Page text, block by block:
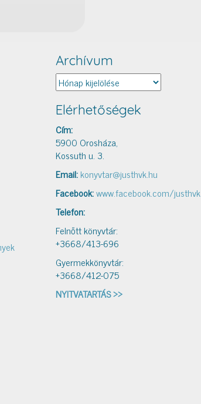
Archívum
Archívum
Elérhetőségek
Cím:
5900 Orosháza,
Kossuth u. 3.
Email:konyvtar@justhvk.hu
Facebook:www.facebook.com/justhvk
Telefon:
Felnőtt könyvtár:
+3668/413-696
Gyermekkönyvtár:
+3668/412-075
NYITVATARTÁS >>